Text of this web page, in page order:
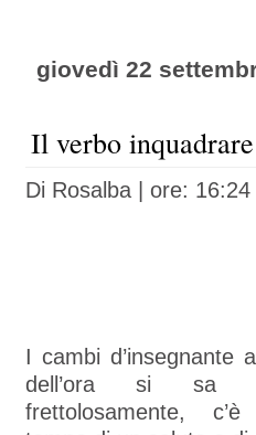
giovedì 22
Il verbo inquadrare
Di Rosalba| ore: 16:24 |
I cambi d’insegnante
dell’ora si sa
frettolosamente,